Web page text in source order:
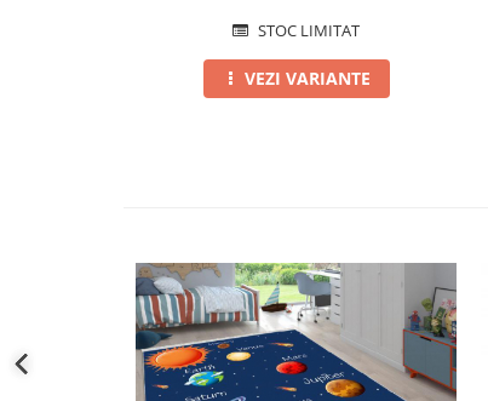
STOC LIMITAT
VEZI VARIANTE